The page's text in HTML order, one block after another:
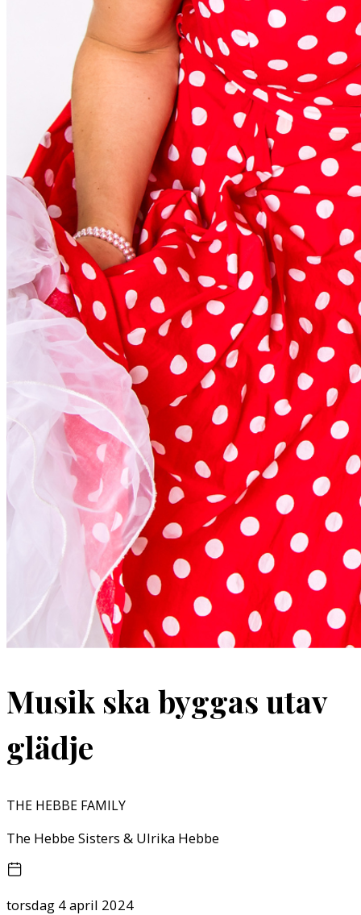
Musik ska byggas utav
glädje
THE HEBBE FAMILY
The Hebbe Sisters & Ulrika Hebbe
torsdag 4 april 2024